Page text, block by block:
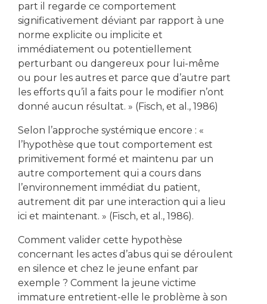
part il regarde ce comportement
significativement déviant par rapport à une
norme explicite ou implicite et
immédiatement ou potentiellement
perturbant ou dangereux pour lui-même
ou pour les autres et parce que d’autre part
les efforts qu’il a faits pour le modifier n’ont
donné aucun résultat. » (Fisch, et al., 1986)
Selon l’approche systémique encore : «
l’hypothèse que tout comportement est
primitivement formé et maintenu par un
autre comportement qui a cours dans
l’environnement immédiat du patient,
autrement dit par une interaction qui a lieu
ici et maintenant. » (Fisch, et al., 1986).
Comment valider cette hypothèse
concernant les actes d’abus qui se déroulent
en silence et chez le jeune enfant par
exemple ? Comment la jeune victime
immature entretient-elle le problème à son